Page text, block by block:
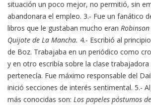
situación un poco mejor, no permitió, sin
abandonara el empleo. 3.- Fue un fanático
libros que le gustaban mucho eran
Quijote de La Mancha. 4.- Escribió al
de Boz. Trabajaba en un periódico como
y en otro escribía sobre la clase trabajadora
pertenecía. Fue máximo responsable del
inició secciones de interés sentimental. 5.-
más conocidas son: Los papeles póstumos